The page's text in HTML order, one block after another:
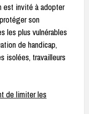
est invité à adopter
son
les plus vulnérables
de handicap,
isolées, travailleurs
de limiter les